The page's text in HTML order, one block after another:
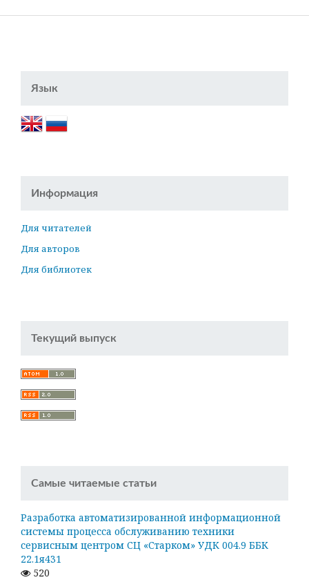
Язык
Информация
Для читателей
Для авторов
Для библиотек
Текущий выпуск
Самые читаемые статьи
Разработка автоматизированной информационной
системы процесса обслуживанию техники
сервисным центром СЦ «Старком» УДК 004.9 ББК
22.1я431
520